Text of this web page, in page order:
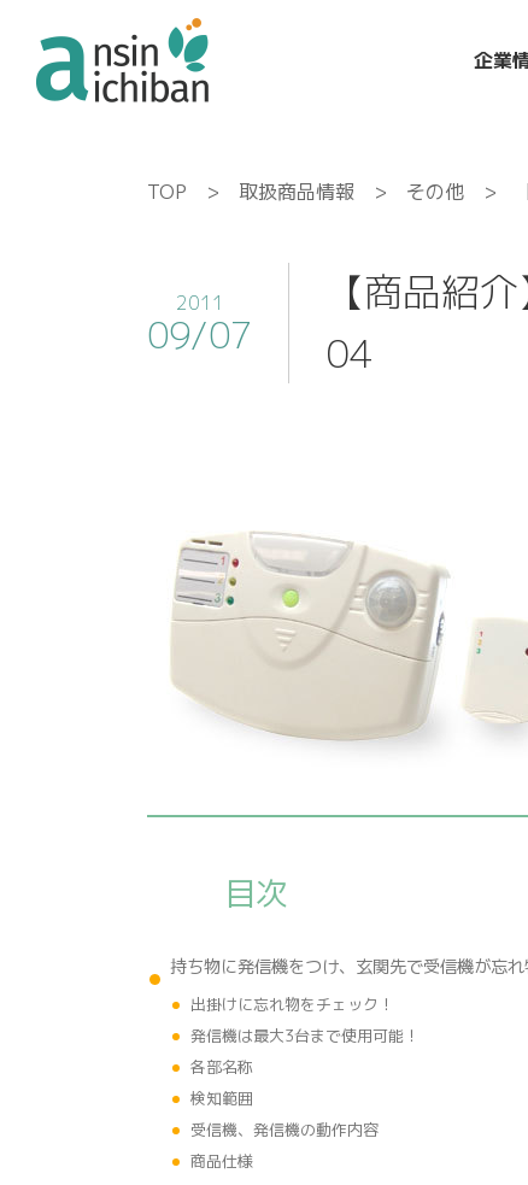
企業
TOP > 取扱商品情報 > その他 > 【
2011
09/07
【商品紹
04
目次
持ち物に発信機をつけ、玄関先で受信機が忘れ
出掛けに忘れ物をチェック！
発信機は最大3台まで使用可能！
各部名称
検知範囲
受信機、発信機の動作内容
商品仕様